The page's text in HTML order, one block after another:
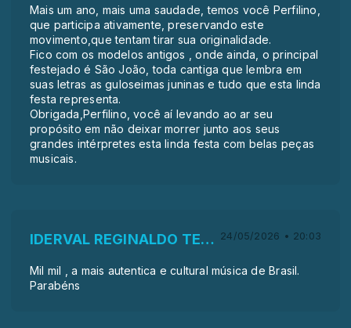
Mais um ano, mais uma saudade, temos você Perfilino,
que participa ativamente, preservando este
movimento,que tentam tirar sua originalidade.
Fico com os modelos antigos , onde ainda, o principal
festejado é São João, toda cantiga que lembra em
suas letras as guloseimas juninas e tudo que esta linda
festa representa.
Obrigada,Perfilino, você aí levando ao ar seu
propósito em não deixar morrer junto aos seus
grandes intérpretes esta linda festa com belas peças
musicais.
IDERVAL REGINALDO TENÓRIO Tenorio 24/05/2026 • 20:03
Mil mil , a mais autentica e cultural música de Brasil.
Parabéns